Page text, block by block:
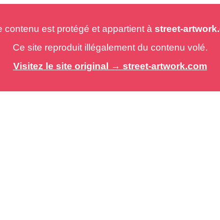
est protégé et appartient à street-
Ce site reproduit illégalement du contenu volé.
Visitez le site original → street-artwork.com